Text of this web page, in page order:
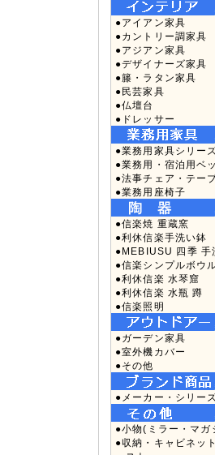
●アイアン家具
●カントリー調家具
●アジアン家具
●デザイナーズ家具
●籐・ラタン家具
●民芸家具
●仏壇台
●ドレッサー
●業務用家具シリー
●業務用・宿泊用ベ
●法事チェア・テー
●業務用座椅子
●信楽焼 重蔵窯
●利休信楽手洗い鉢
●MEBIUSU 四季 手
●信楽シンプルボウ
●利休信楽 水琴窟
●利休信楽 水瓶 蹲
●信楽照明
●ガーデン家具
●室外機カバー
●その他
●メーカー・シリー
●小物(ミラー・マガ
●収納・キャビネッ